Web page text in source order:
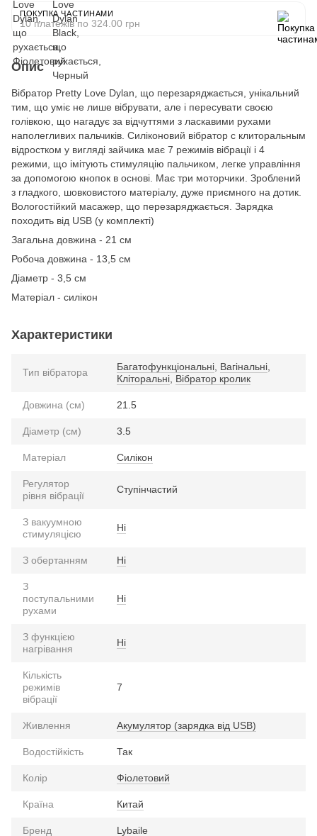
ПОКУПКА ЧАСТИНАМИ
10 платежів по 324.00 грн
Опис
Вібратор Pretty Love Dylan, що перезаряджається, унікальний
тим, що уміє не лише вібрувати, але і пересувати своєю
голівкою, що нагадує за відчуттями з ласкавими рухами
наполегливих пальчиків. Силіконовий вібратор c клиторальным
відростком у вигляді зайчика має 7 режимів вібрації і 4
режими, що імітують стимуляцію пальчиком, легке управління
за допомогою кнопок в основі. Має три моторчики. Зроблений
з гладкого, шовковистого матеріалу, дуже приємного на дотик.
Вологостійкий масажер, що перезаряджається. Зарядка
походить від USB (у комплекті)
Загальна довжина - 21 см
Робоча довжина - 13,5 см
Діаметр - 3,5 см
Матеріал - силікон
Характеристики
Тип вібратора Багатофункціональні Вагінальні
Кліторальні Вібратор кролик
Довжина (см) 21.5
Діаметр (см) 3.5
Матеріал Силікон
Регулятор
рівня вібрації
Ступінчастий
З вакуумною
стимуляцією
Ні
З обертанням Ні
З
поступальними
рухами
Ні
З функцією
нагрівання
Ні
Кількість
режимів
вібрації
7
Живлення Акумулятор (зарядка від USB)
Водостійкість Так
Колір Фіолетовий
Країна Китай
Бренд Lybaile